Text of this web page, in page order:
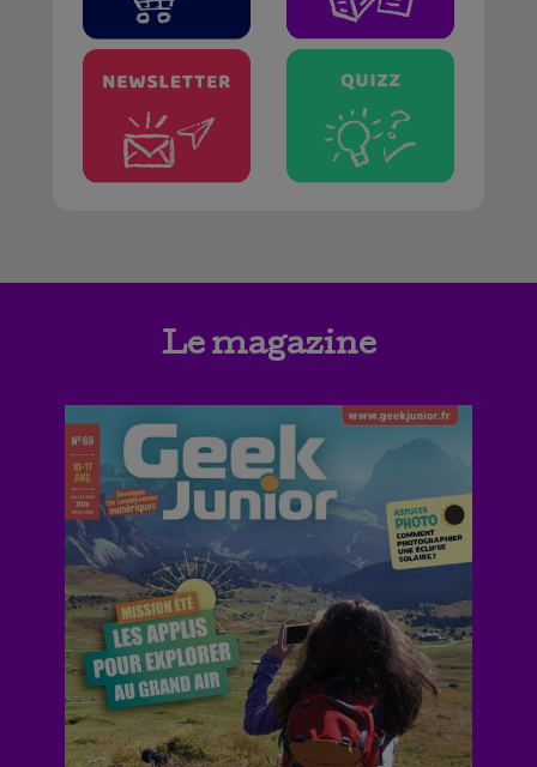
Le magazine